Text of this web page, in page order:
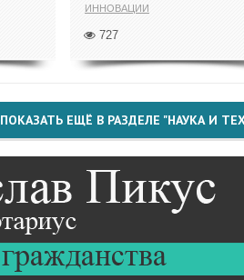
ИННОВАЦИИ
727
ПОКАЗАТЬ ЕЩЁ В РАЗДЕЛЕ "НАУКА И